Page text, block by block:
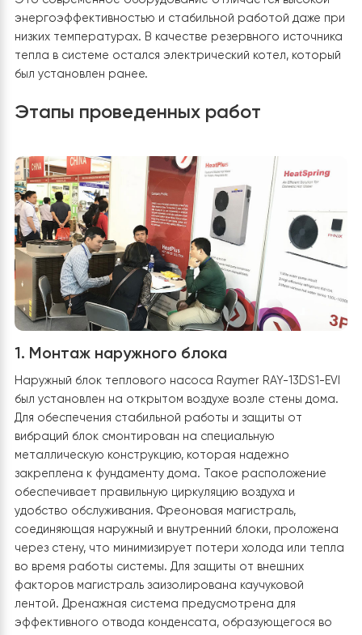
было найти эффективный и экономичный способ
обогрева, который бы обеспечил комфорт в
период и минимизировал затраты на
После анализа вариантов был выбран инверторный
Это современное оборудование отличается
низких температурах. В качестве резервного
тепла в системе остался электрический котел,
был установлен ранее.
Этапы проведенных работ
1. Монтаж наружного блока
Наружный блок теплового насоса Raymer RAY-13DS1-
был установлен на открытом воздухе возле стены
Для обеспечения стабильной работы и защиты от
вибраций блок смонтирован на специальную
металлическую конструкцию, которая надежно